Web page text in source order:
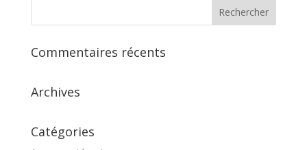
Commentaires récents
Archives
Catégories